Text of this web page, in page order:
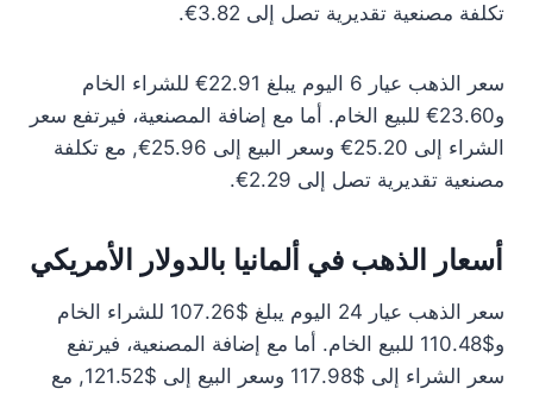
تكلفة مصنعية تقديرية تصل إلى 3.82€.
سعر الذهب عيار 6 اليوم يبلغ 22.91€ للشراء الخام
و23.60€ للبيع الخام. أما مع إضافة المصنعية، فيرتفع سعر
الشراء إلى 25.20€ وسعر البيع إلى 25.96€, مع تكلفة
مصنعية تقديرية تصل إلى 2.29€.
أسعار الذهب في ألمانيا بالدولار الأمريكي
سعر الذهب عيار 24 اليوم يبلغ $107.26 للشراء الخام
و$110.48 للبيع الخام. أما مع إضافة المصنعية، فيرتفع
سعر الشراء إلى $117.98 وسعر البيع إلى $121.52, مع